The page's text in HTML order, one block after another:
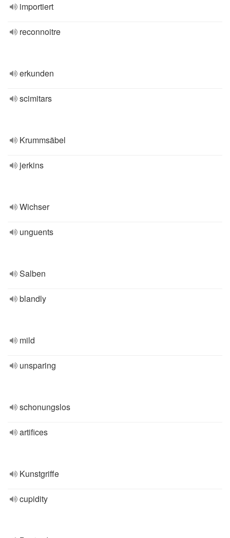
importiert
reconnoitre
erkunden
scimitars
Krummsäbel
jerkins
Wichser
unguents
Salben
blandly
mild
unsparing
schonungslos
artifices
Kunstgriffe
cupidity